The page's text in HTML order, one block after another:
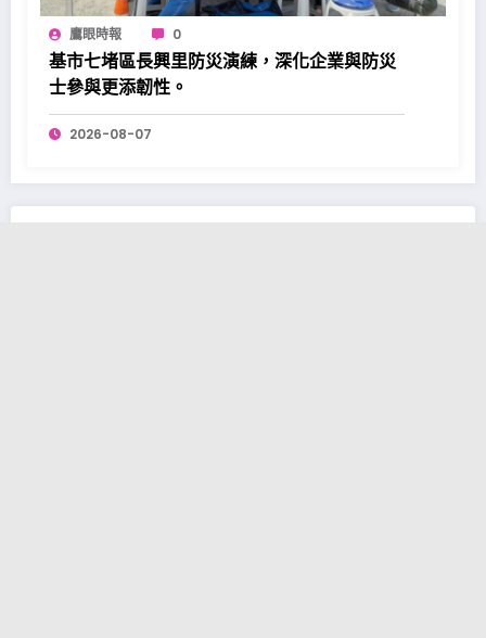
鷹眼時報 0
基市七堵區長興里防災演練，深化企業與防災
士參與更添韌性。
2026-08-07